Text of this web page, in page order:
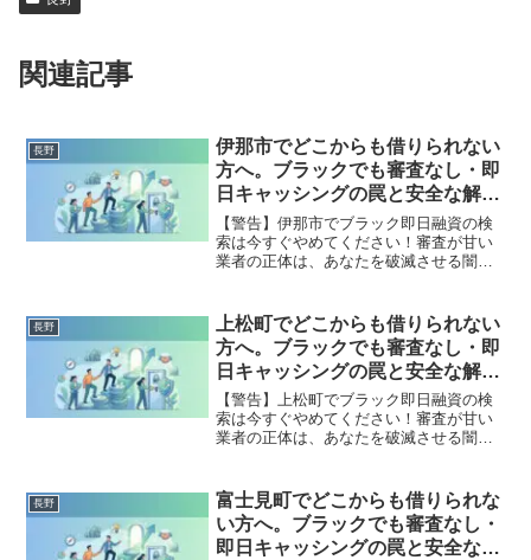
関連記事
長野
伊那市でどこからも借りられない
方へ。ブラックでも審査なし・即
日キャッシングの罠と安全な解決
策
【警告】伊那市でブラック即日融資の検
索は今すぐやめてください！審査が甘い
業者の正体は、あなたを破滅させる闇金
市で違法業者を避け、借金地獄から抜け
出した方々の実体験と確実な解決策を完
全公開。
長野
上松町でどこからも借りられない
方へ。ブラックでも審査なし・即
日キャッシングの罠と安全な解決
策
【警告】上松町でブラック即日融資の検
索は今すぐやめてください！審査が甘い
業者の正体は、あなたを破滅させる闇金
町で違法業者を避け、借金地獄から抜け
出した方々の実体験と確実な解決策を完
全公開。
長野
富士見町でどこからも借りられな
い方へ。ブラックでも審査なし・
即日キャッシングの罠と安全な解